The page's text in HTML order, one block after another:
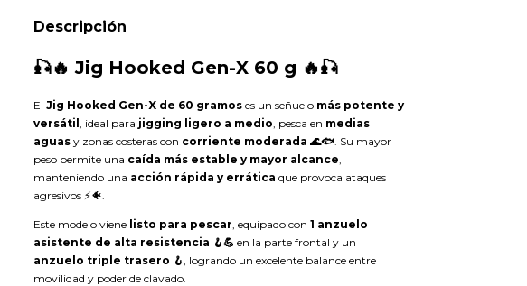
Descripción
🎣🔥 Jig Hooked Gen-X 60 g 🔥🎣
El Jig Hooked Gen-X de 60 gramos es un señuelo más potente y
versátil , ideal para jigging ligero a medio, pesca en medias
aguas y zonas costeras con corriente moderada 🌊🐟. Su mayor
peso permite una caída más estable y mayor alcance,
manteniendo una acción rápida y errática que provoca ataques
agresivos ⚡🐠.
Este modelo viene listo para pescar, equipado con 1 anzuelo
asistente de alta resistencia 🪝💪 en la parte frontal y un
anzuelo triple trasero 🪝, logrando un excelente balance entre
movilidad y poder de clavado.